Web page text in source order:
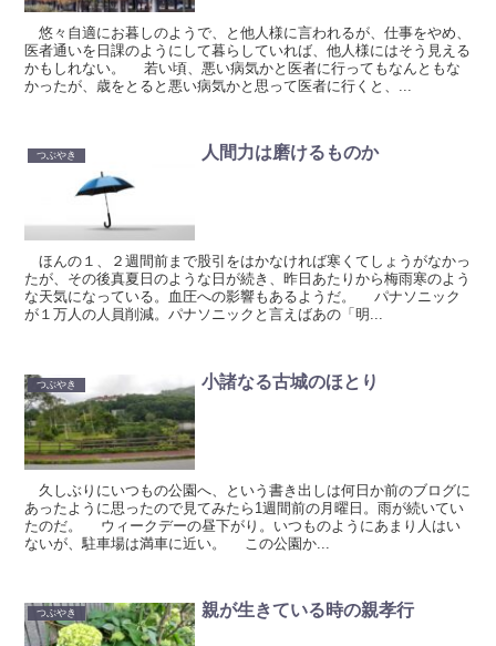
悠々自適にお暮しのようで、と他人様に言われるが、仕事をやめ、
医者通いを日課のようにして暮らしていれば、他人様にはそう見える
かもしれない。 若い頃、悪い病気かと医者に行ってもなんともな
かったが、歳をとると悪い病気かと思って医者に行くと、...
つぶやき 人間力は磨けるものか
ほんの１、２週間前まで股引をはかなければ寒くてしょうがなかっ
たが、その後真夏日のような日が続き、昨日あたりから梅雨寒のよう
な天気になっている。血圧への影響もあるようだ。 パナソニック
が１万人の人員削減。パナソニックと言えばあの「明...
つぶやき 小諸なる古城のほとり
久しぶりにいつもの公園へ、という書き出しは何日か前のブログに
あったように思ったので見てみたら1週間前の月曜日。雨が続いてい
たのだ。 ウィークデーの昼下がり。いつものようにあまり人はい
ないが、駐車場は満車に近い。 この公園か...
つぶやき 親が生きている時の親孝行